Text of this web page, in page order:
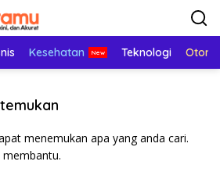
Kesehatan Teknologi
menemukan apa yang anda cari.
membantu.